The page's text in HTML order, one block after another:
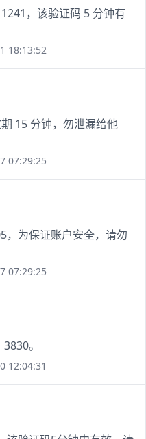
，该验证码 5 分钟有
18:13:52
15 分钟，勿泄漏给他
07:29:25
，为保证账户安全，请勿
07:29:25
。
12:04:31